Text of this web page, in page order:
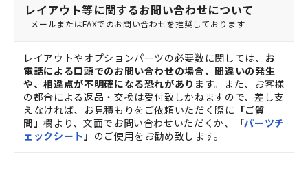
レイアウト等に関するお問い合わせについて
- メールまたはFAXでのお問い合わせを推奨しております
レイアウトやオプションパーツの必要数に関しては、 お
電話による口頭でのお問い合わせの場合、間違いの発生
や、相違点が不明確になる恐れがあります。 また、お客様
の都合による返品・交換は受付致しかねますので、差し支
えなければ、お見積もりをご依頼いただく際に 「ご質
問」欄より、文面でお問い合わせいただくか、 「パーツチ
ェックシート 」 のご使用をお勧め致します。